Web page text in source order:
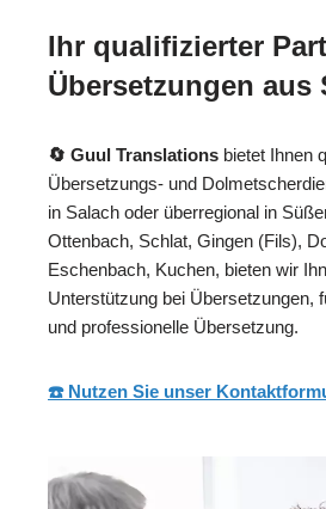
Ihr qualifizierter
Übersetzungen aus
🔄 Guul Translations bietet Ihnen
Übersetzungs- und
in Salach oder überregional in
Ottenbach, Schlat, Gingen (Fils),
Eschenbach, Kuchen, bieten wir
Unterstützung bei Übersetzungen,
und professionelle Übersetzung.
☎️ Nutzen Sie unser